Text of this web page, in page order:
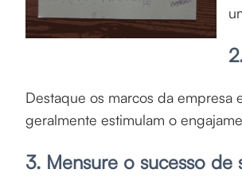
Destaque os marcos da empresa
geralmente estimulam o
3. Mensure o sucesso de